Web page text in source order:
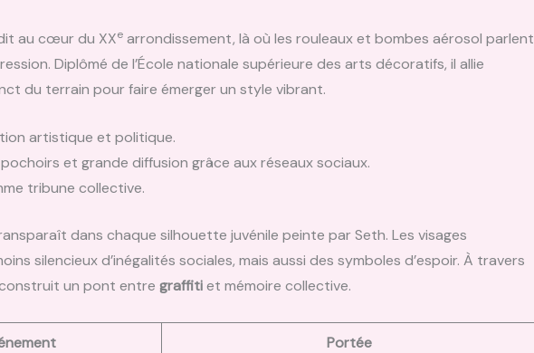
au cœur du XXe arrondissement, là où les rouleaux et bombes aérosol parlent
Diplômé de l’École nationale supérieure des arts décoratifs, il allie
du terrain pour faire émerger un style vibrant.
artistique et politique.
et grande diffusion grâce aux réseaux sociaux.
tribune collective.
dans chaque silhouette juvénile peinte par Seth. Les visages
silencieux d’inégalités sociales, mais aussi des symboles d’espoir. À travers
un pont entre graffitiet mémoire collective.
Portée